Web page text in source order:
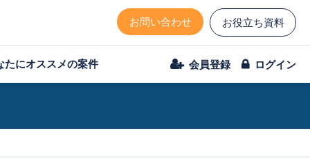
お問い合わせ お役立ち資料
たにオススメの案件 会員登録 ログイン